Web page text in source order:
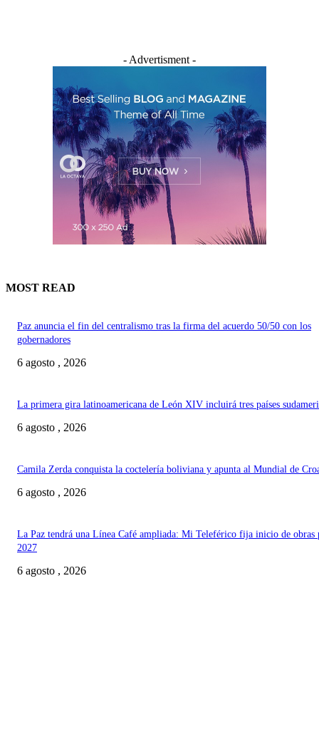
- Advertisment -
MOST READ
Paz anuncia el fin del centralismo tras la firma del acuerdo 50/50 con los
gobernadores
6 agosto , 2026
La primera gira latinoamericana de León XIV incluirá tres países
6 agosto , 2026
Camila Zerda conquista la coctelería boliviana y apunta al Mundial de
6 agosto , 2026
La Paz tendrá una Línea Café ampliada: Mi Teleférico fija inicio de obras
2027
6 agosto , 2026